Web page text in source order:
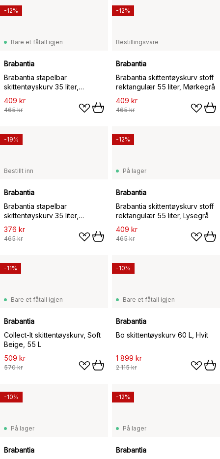
Bare et fåtall igjen
Brabantia
Brabantia stapelbar
skittentøyskurv 35 liter,
Lysegrå
409 kr
465 kr
-12%
Bestillingsvare
Brabantia
Brabantia skittentøyskurv stoff
rektangulær 55 liter, Mørkegrå
409 kr
465 kr
-12%
Bestillt inn
Brabantia
Brabantia stapelbar
skittentøyskurv 35 liter,
Mørkegrå
376 kr
465 kr
-19%
På lager
Brabantia
Brabantia skittentøyskurv stoff
rektangulær 55 liter, Lysegrå
409 kr
465 kr
-12%
Bare et fåtall igjen
Brabantia
Collect-It skittentøyskurv, Soft
Beige, 55 L
509 kr
570 kr
-11%
Bare et fåtall igjen
Brabantia
Bo skittentøyskurv 60 L, Hvit
1 899 kr
2 115 kr
-10%
På lager
Brabantia
-10%
På lager
Brabantia
-12%